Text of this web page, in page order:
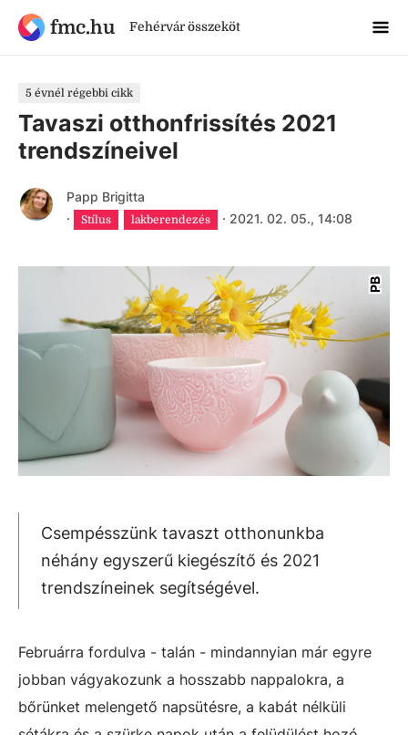
fmc.hu Fehérvár összeköt
5 évnél régebbi cikk
Tavaszi otthonfrissítés 2021
trendszíneivel
Papp Brigitta
·
Stílus lakberendezés · 2021. 02. 05., 14:08
PB
Csempésszünk tavaszt otthonunkba
néhány egyszerű kiegészítő és 2021
trendszíneinek segítségével.
Februárra fordulva - talán - mindannyian már egyre
jobban vágyakozunk a hosszabb nappalokra, a
bőrünket melengető napsütésre, a kabát nélküli